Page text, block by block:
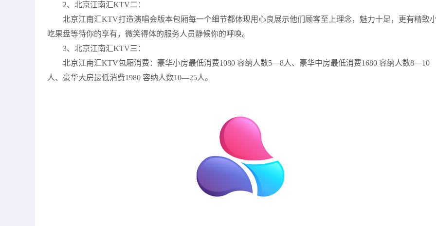
2、北京江南汇KTV二：
北京江南汇KTV打造演唱会版本包厢每一个细节都体现用心良展示他们顾客至上理念，魅力十足，更有精致
吃果盘等待你的享有，微笑得体的服务人员静候你的呼唤。
3、北京江南汇KTV三：
北京江南汇KTV包厢消费：豪华小房最低消费1080 容纳人数5—8人、豪华中房最低消费1680 容纳人数8—10
人、豪华大房最低消费1980 容纳人数10—25人。